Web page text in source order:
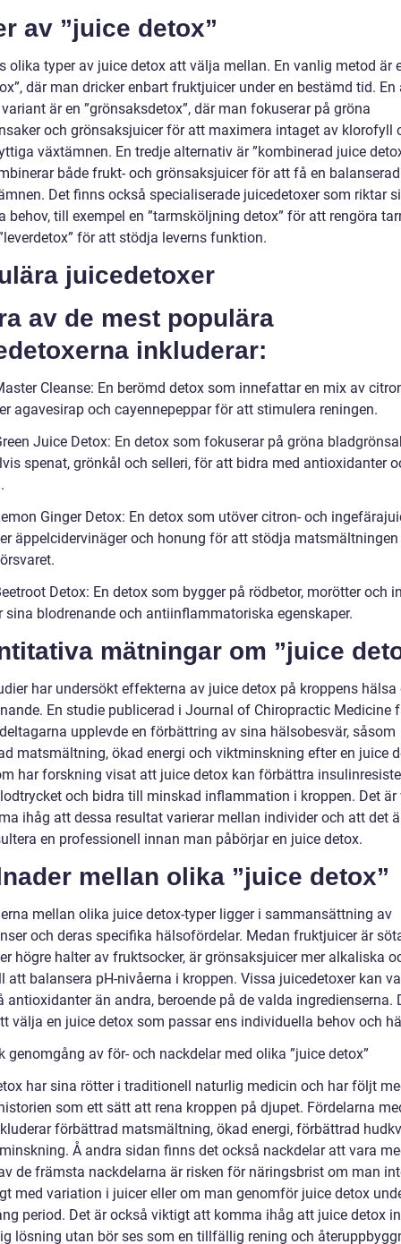
av ”juice detox”
olika typer av juice detox att välja mellan. En vanlig metod är
där man dricker enbart fruktjuicer under en bestämd tid. En
är en ”grönsaksdetox”, där man fokuserar på gröna
och grönsaksjuicer för att maximera intaget av klorofyll
växtämnen. En tredje alternativ är ”kombinerad juice
både frukt- och grönsaksjuicer för att få en
Det finns också specialiserade juicedetoxer som riktar
behov, till exempel en ”tarmsköljning detox” för att rengöra
för att stödja leverns funktion.
juicedetoxer
av de mest populära
inkluderar:
Cleanse: En berömd detox som innefattar en mix av
agavesirap och cayennepeppar för att stimulera reningen.
Juice Detox: En detox som fokuserar på gröna
spenat, grönkål och selleri, för att bidra med antioxidanter
Ginger Detox: En detox som utöver citron- och
äppelcidervinäger och honung för att stödja
Detox: En detox som bygger på rödbetor, morötter och
sina blodrenande och antiinflammatoriska egenskaper.
mätningar om ”juice
har undersökt effekterna av juice detox på kroppens hälsa
En studie publicerad i Journal of Chiropractic Medicine
upplevde en förbättring av sina hälsobesvär, såsom
matsmältning, ökad energi och viktminskning efter en juice
har forskning visat att juice detox kan förbättra
och bidra till minskad inflammation i kroppen. Det
ihåg att dessa resultat varierar mellan individer och att det
en professionell innan man påbörjar en juice detox.
mellan olika ”juice detox”
mellan olika juice detox-typer ligger i sammansättning av
och deras specifika hälsofördelar. Medan fruktjuicer är
högre halter av fruktsocker, är grönsaksjuicer mer alkaliska
att balansera pH-nivåerna i kroppen. Vissa juicedetoxer kan
antioxidanter än andra, beroende på de valda ingredienserna.
välja en juice detox som passar ens individuella behov och
genomgång av för- och nackdelar med olika ”juice detox”
har sina rötter i traditionell naturlig medicin och har följt
som ett sätt att rena kroppen på djupet. Fördelarna
förbättrad matsmältning, ökad energi, förbättrad
Å andra sidan finns det också nackdelar att vara
de främsta nackdelarna är risken för näringsbrist om man
med variation i juicer eller om man genomför juice detox
period. Det är också viktigt att komma ihåg att juice detox
lösning utan bör ses som en tillfällig rening och